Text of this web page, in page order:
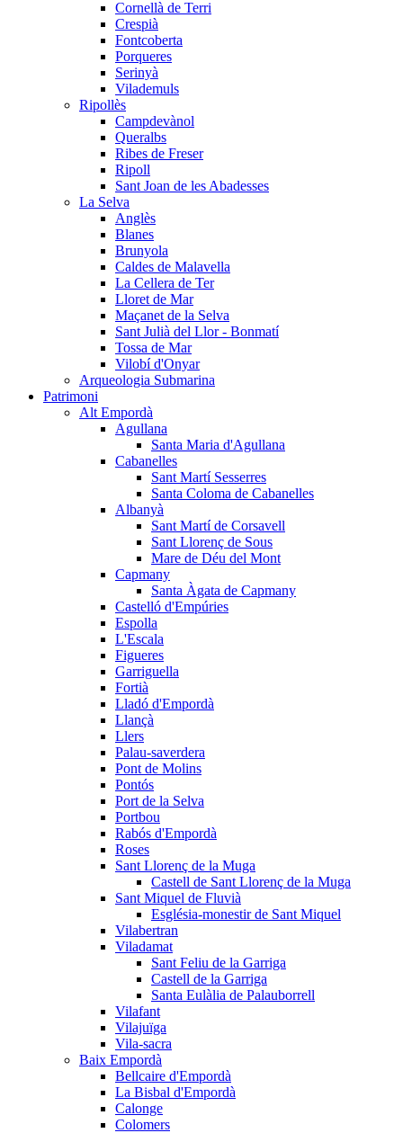
Cornellà de Terri
Crespià
Fontcoberta
Porqueres
Serinyà
Vilademuls
Ripollès
Campdevànol
Queralbs
Ribes de Freser
Ripoll
Sant Joan de les Abadesses
La Selva
Anglès
Blanes
Brunyola
Caldes de Malavella
La Cellera de Ter
Lloret de Mar
Maçanet de la Selva
Sant Julià del Llor - Bonmatí
Tossa de Mar
Vilobí d'Onyar
Arqueologia Submarina
Patrimoni
Alt Empordà
Agullana
Santa Maria d'Agullana
Cabanelles
Sant Martí Sesserres
Santa Coloma de Cabanelles
Albanyà
Sant Martí de Corsavell
Sant Llorenç de Sous
Mare de Déu del Mont
Capmany
Santa Àgata de Capmany
Castelló d'Empúries
Espolla
L'Escala
Figueres
Garriguella
Fortià
Lladó d'Empordà
Llançà
Llers
Palau-saverdera
Pont de Molins
Pontós
Port de la Selva
Portbou
Rabós d'Empordà
Roses
Sant Llorenç de la Muga
Castell de Sant Llorenç de la Muga
Sant Miquel de Fluvià
Església-monestir de Sant Miquel
Vilabertran
Viladamat
Sant Feliu de la Garriga
Castell de la Garriga
Santa Eulàlia de Palauborrell
Vilafant
Vilajuïga
Vila-sacra
Baix Empordà
Bellcaire d'Empordà
La Bisbal d'Empordà
Calonge
Colomers